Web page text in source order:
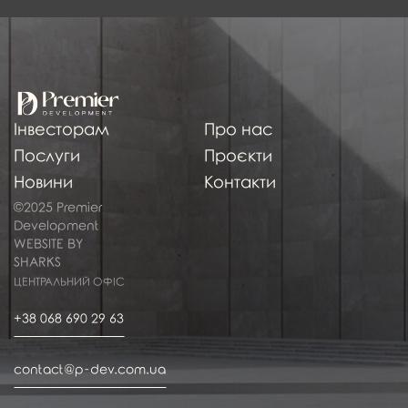
Інвесторам
Про нас
Послуги
Проєкти
Новини
Контакти
©2025 Premier
Development
WEBSITE BY
SHARKS
ЦЕНТРАЛЬНИЙ ОФІС
+38 068 690 29 63
contact@p-dev.com.ua